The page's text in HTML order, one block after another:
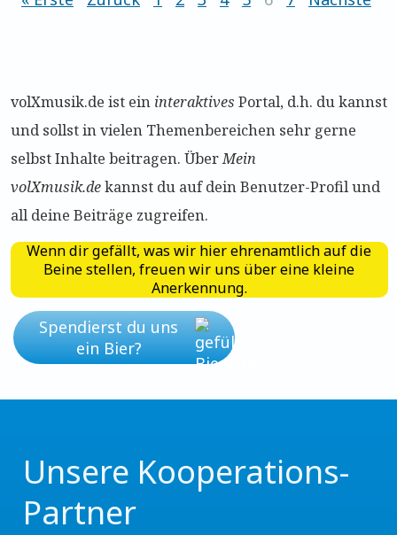
volXmusik.de ist ein interaktives Portal, d.h. du kannst
und sollst in vielen Themen­bereichen sehr gerne
selbst Inhalte beitragen. ÜberMein
volXmusik.dekannst du auf dein Benutzer-Profil und
all deine Beiträge zugreifen.
Wenn dir gefällt, was wir hier ehrenamtlich auf die
Beine stellen, freuen wir uns über eine kleine
Anerkennung.
Spendierst du uns
ein Bier?
Unsere Kooperations-
Partner